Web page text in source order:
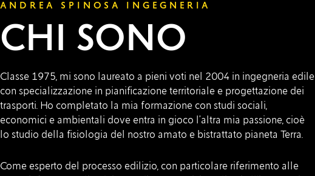
ANDREA SPINOSA INGEGNERIA
CHI SONO
Classe 1975, mi sono laureato a pieni voti nel 2004 in ingegneria edile
con specializzazione in pianificazione territoriale e progettazione dei
trasporti. Ho completato la mia formazione con studi sociali,
economici e ambientali dove entra in gioco l’altra mia passione, cioè
lo studio della fisiologia del nostro amato e bistrattato pianeta Terra.
Come esperto del processo edilizio, con particolare riferimento alle